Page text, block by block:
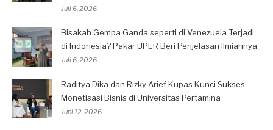
Juli 6, 2026
Bisakah Gempa Ganda seperti di Venezuela Terjadi
di Indonesia? Pakar UPER Beri Penjelasan Ilmiahnya
Juli 6, 2026
Raditya Dika dan Rizky Arief Kupas Kunci Sukses
Monetisasi Bisnis di Universitas Pertamina
Juni 12, 2026